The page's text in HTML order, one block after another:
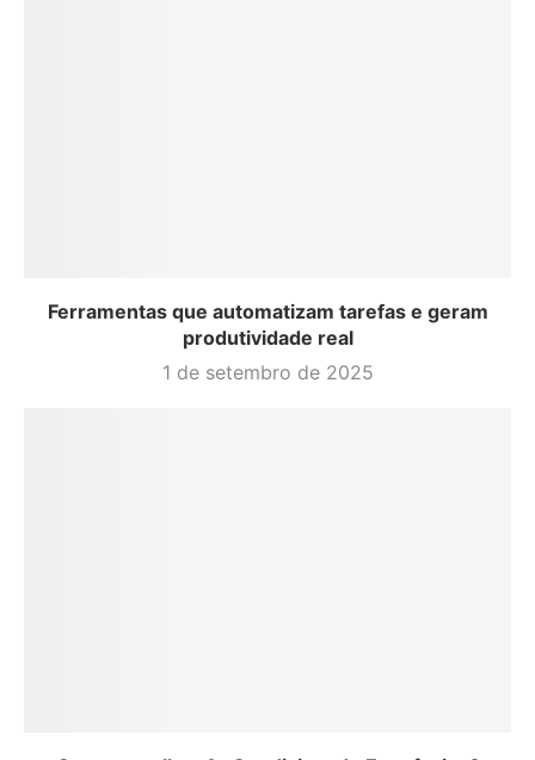
Ferramentas que automatizam tarefas e geram
produtividade real
1 de setembro de 2025